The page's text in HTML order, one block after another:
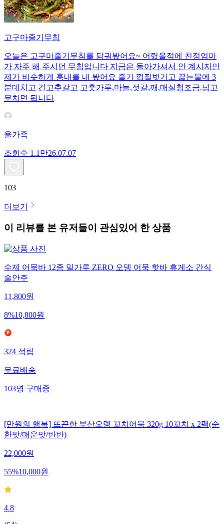
고구마줄기무침
오늘은 고구마줄기무침를 담궈봤어요~ 어렸을적에 친정엄마
가 자주 해 주시던 무침입니다 지금은 돌아가셔서 안 계시지만
제가 비슷하게 훙내를 내 봤어요 줄기 껍질벗기고 끓는물에 3
분데치고 건고추갈고 고춧가루,마늘,젓갈,깨,매실청조금.넘고
무치면 됩니다
울가족
조회수 1.1만26.07.07
103
더보기
이 리뷰를 본 유저들이 관심있어 한 상품
수제 어묵바 12종 밀가루 ZERO 오뎅 어묵 핫바 휴게소 간식
술안주
11,800원
8%10,800원
324 적립
무료배송
103명 구매중
[만원의 행복] 뜨끈한 부산오뎅 꼬치어묵 320g 10꼬치 x 2팩(순
한맛/매운맛/반반)
22,000원
55%10,000원
4.8